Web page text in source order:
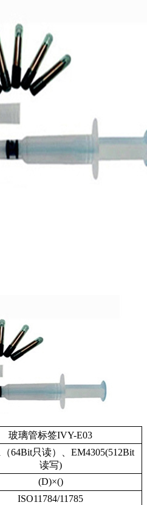
玻璃管标签IVY-E03
（64Bit只读）、 EM4305(512Bit
读写)
(D)×()
ISO11784/11785